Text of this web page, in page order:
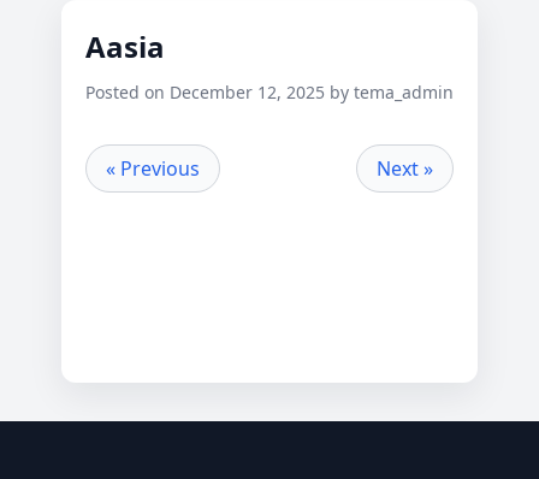
Aasia
Posted on December 12, 2025 by tema_admin
« Previous Next »